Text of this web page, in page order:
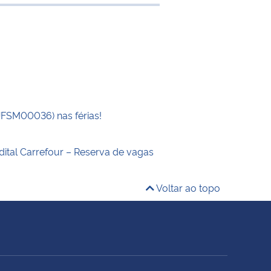
nas férias!
Carrefour – Reserva de vagas
Voltar ao topo